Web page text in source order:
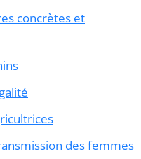
concrètes et
des femmes